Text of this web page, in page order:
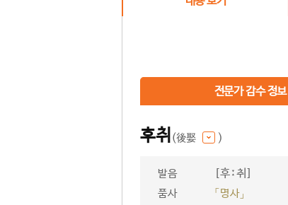
전문가 감수 정보
후취 (後娶 )
발음 [후ː취]
품사 「명사」